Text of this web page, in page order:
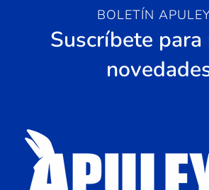
BOLETÍN
Suscríbete